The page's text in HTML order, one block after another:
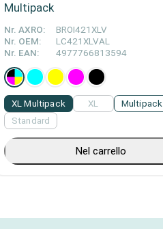
Multipack
Nr. AXRO:
BROI421XLV
Nr. OEM:
LC421XLVAL
Nr. EAN:
4977766813594
Multipack
XL
XL Multipack
Standard
Nel carrello